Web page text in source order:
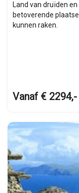
Land van druïden
betoverende
kunnen raken.
Vanaf € 2294,-